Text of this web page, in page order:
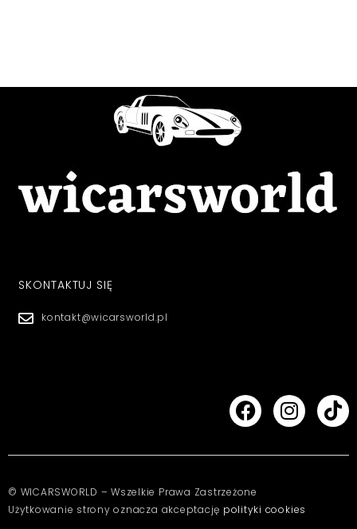
SKONTAKTUJ SIĘ
kontakt@wicarsworld.pl
© WICARSWORLD – Wszelkie Prawa Zastrzeżone
Użytkowanie strony oznacza akceptację polityki cookies